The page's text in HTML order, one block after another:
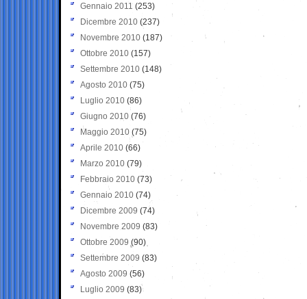
Gennaio 2011 (253)
Dicembre 2010 (237)
Novembre 2010 (187)
Ottobre 2010 (157)
Settembre 2010 (148)
Agosto 2010 (75)
Luglio 2010 (86)
Giugno 2010 (76)
Maggio 2010 (75)
Aprile 2010 (66)
Marzo 2010 (79)
Febbraio 2010 (73)
Gennaio 2010 (74)
Dicembre 2009 (74)
Novembre 2009 (83)
Ottobre 2009 (90)
Settembre 2009 (83)
Agosto 2009 (56)
Luglio 2009 (83)